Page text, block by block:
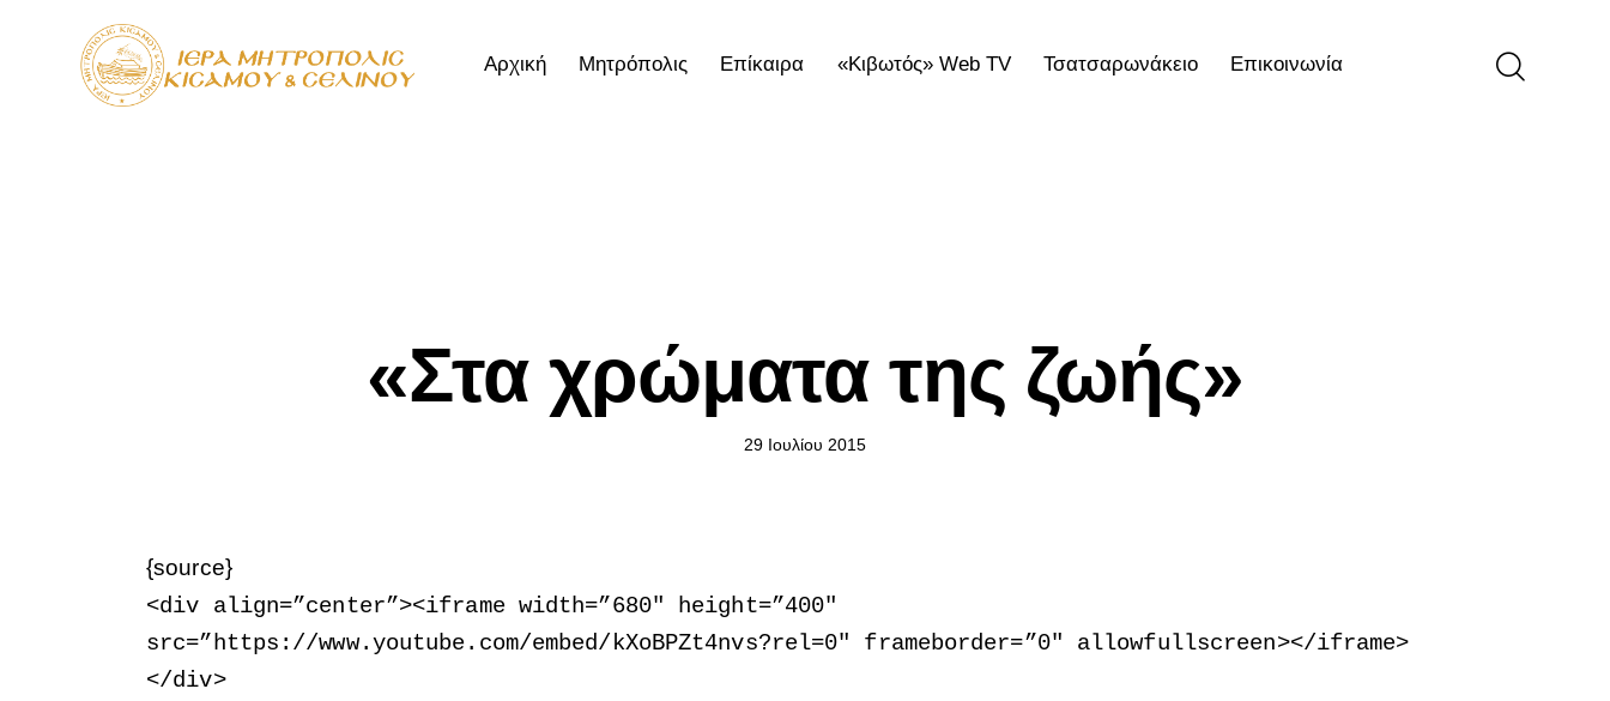
Αρχική Μητρόπολις Επίκαιρα «Κιβωτός» Web TV Τσατσαρωνάκειο Επικοινωνία
«Στα χρώματα της ζωής»
29 Ιουλίου 2015
{source}
<div align=”center”><iframe width=”680″ height=”400″
src=”https://www.youtube.com/embed/kXoBPZt4nvs?rel=0″ frameborder=”0″ allowfullscreen></iframe>
</div>